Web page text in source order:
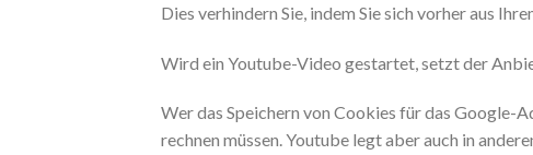
Dies verhindern Sie, indem Sie sich vorher aus
Wird ein Youtube-Video gestartet, setzt der
Wer das Speichern von Cookies für das Google-
rechnen müssen. Youtube legt aber auch in